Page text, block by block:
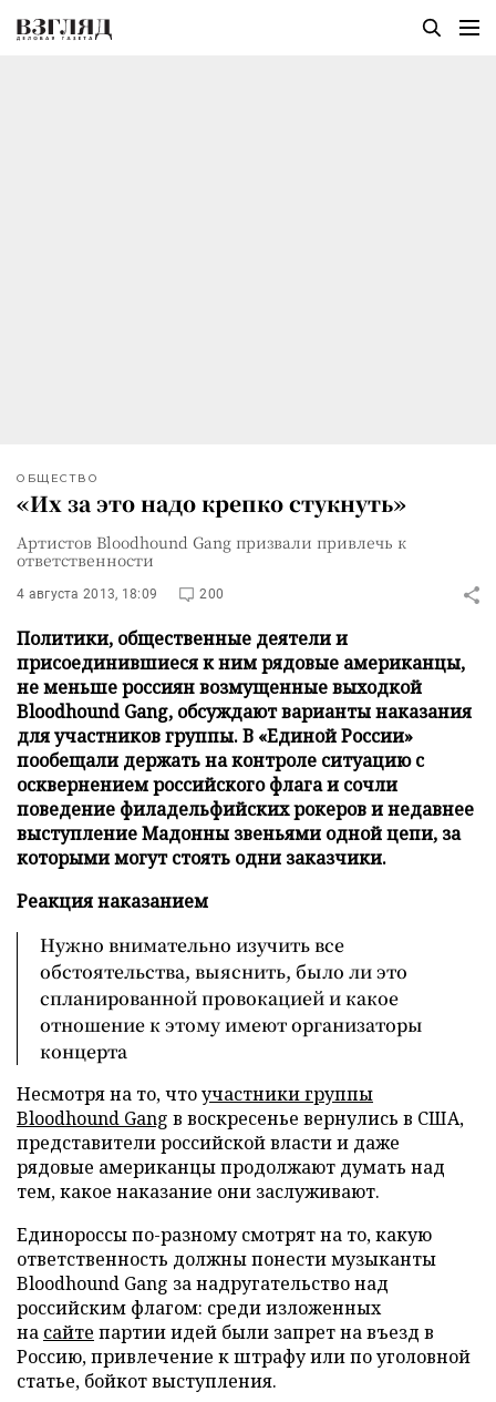
ОБЩЕСТВО
«Их за это надо крепко стукнуть»
Артистов Bloodhound Gang призвали привлечь к
ответственности
4 августа 2013, 18:09 200
Политики, общественные деятели и
присоединившиеся к ним рядовые американцы,
не меньше россиян возмущенные выходкой
Bloodhound Gang, обсуждают варианты наказания
для участников группы. В «Единой России»
пообещали держать на контроле ситуацию с
осквернением российского флага и сочли
поведение филадельфийских рокеров и недавнее
выступление Мадонны звеньями одной цепи, за
которыми могут стоять одни заказчики.
Реакция наказанием
Нужно внимательно изучить все
обстоятельства, выяснить, было ли это
спланированной провокацией и какое
отношение к этому имеют организаторы
концерта
Несмотря на то, чтоучастники группы
Bloodhound Gang в воскресенье вернулись в США,
представители российской власти и даже
рядовые американцы продолжают думать над
тем, какое наказание они заслуживают.
Единороссы по-разному смотрят на то, какую
ответственность должны понести музыканты
Bloodhound Gang за надругательство над
российским флагом: среди изложенных
на сайте партии идей были запрет на въезд в
Россию, привлечение к штрафу или по уголовной
статье, бойкот выступления.